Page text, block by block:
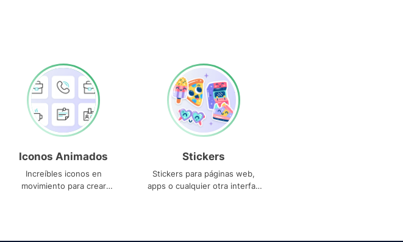
Iconos Animados
Increíbles iconos en
movimiento para crear
Stickers
Stickers para páginas web,
apps o cualquier otra interfaz